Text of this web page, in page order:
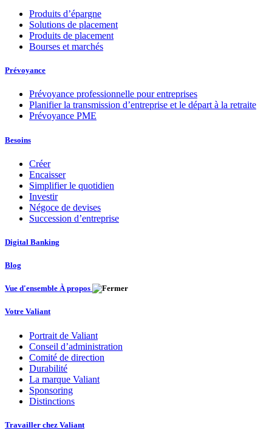
Produits d’épargne
Solutions de placement
Produits de placement
Bourses et marchés
Prévoyance
Prévoyance professionnelle pour entreprises
Planifier la transmission d’entreprise et le départ à la retraite
Prévoyance PME
Besoins
Créer
Encaisser
Simplifier le quotidien
Investir
Négoce de devises
Succession d’entreprise
Digital Banking
Blog
Vue d'ensemble À propos
Votre Valiant
Portrait de Valiant
Conseil d’administration
Comité de direction
Durabilité
La marque Valiant
Sponsoring
Distinctions
Travailler chez Valiant